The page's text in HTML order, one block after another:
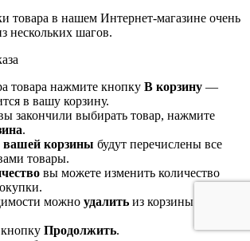
товара в нашем Интернет-магазине очень
нескольких шагов.
товара нажмите кнопку В корзину —
в вашу корзину.
закончили выбирать товар, нажмите
.
вашей корзины будут перечислены все
товары.
вы можете изменить количество
можно удалить из корзины какие-то
Продолжить.